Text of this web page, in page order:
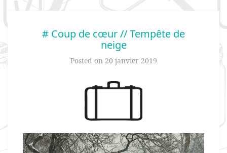
# Coup de cœur // Tempête de
neige
Posted on 20 janvier 2019